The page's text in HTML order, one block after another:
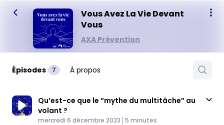
Vous Avez La Vie Devant
Vous
AXA Prévention
Épisodes 7 À propos
Qu’est-ce que le “mythe du multitâche” au
volant ?
Published At
mercredi 6 décembre 2023 Time
5 minutes